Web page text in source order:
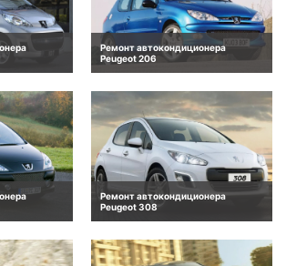
Ремонт автокондиционера
Peugeot 206
Ремонт автокондиционера
Peugeot 308